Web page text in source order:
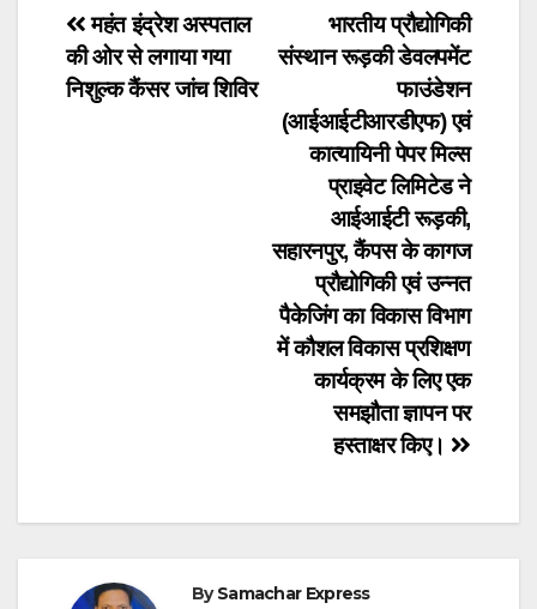
Post
navigation
भारतीय प्रौद्योगिकी
संस्थान रूड़की डेवलपमेंट
फाउंडेशन
(आईआईटीआरडीएफ) एवं
कात्यायिनी पेपर मिल्स
प्राइवेट लिमिटेड ने
आईआईटी रूड़की,
सहारनपुर, कैंपस के कागज
प्रौद्योगिकी एवं उन्नत
पैकेजिंग का विकास विभाग
में कौशल विकास प्रशिक्षण
कार्यक्रम के लिए एक
समझौता ज्ञापन पर
हस्ताक्षर किए।
महंत इंद्रेश अस्पताल
की ओर से लगाया गया
निशुल्क कैंसर जांच शिविर
BySamachar Express